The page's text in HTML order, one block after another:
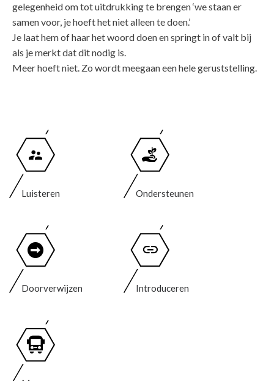
gelegenheid om tot uitdrukking te brengen ‘we staan er
samen voor, je hoeft het niet alleen te doen.’
Je laat hem of haar het woord doen en springt in of valt bij
als je merkt dat dit nodig is.
Meer hoeft niet. Zo wordt meegaan een hele geruststelling.
Luisteren Ondersteunen
Doorverwijzen Introduceren